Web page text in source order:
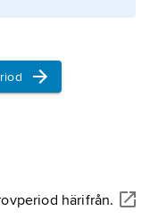
härifrån.